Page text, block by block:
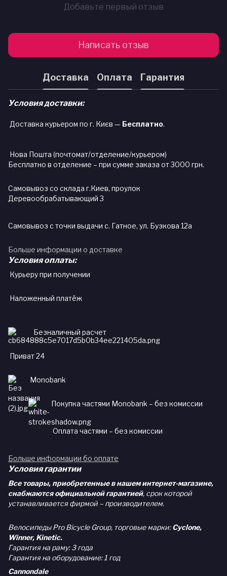
Добавьте первый отзыв
Написать отзыв
Доставка Оплата Гарантия
Условия доставки:
Доставка курьером по г. Києв — Бесплатно.
Нова Пошта (почтомат/отделение/курьером)
Бесплатно в отделение – при сумме заказа от 3000 грн.
Самовывоз со склада г.Киев, проулок
Деревообрабатывающий 3
Самовывоз с точки выдачи с. Гатное, ул. Бузкова 12а
Больше информации о доставке
Условия оплаты:
Курьеру при получении
Наложенный платёж
Безналичный расчет
Приват 24
Monobank
Покупка частями Monobank – без комиссии
Оплата частями – без комиссии
Больше информации бо оплате
Условия гарантии
Все товары, приобретенные в нашем интернет-магазине,
снабжаются официальной гарантией, срок которой
устанавливается фирмой – производителем.
Велосипеды Pro Bicycle Group, торговые марки:Cyclone,
Winner, Kinetic.
Гарантия на раму: 3 года
Гарантия на оборудование: 1 год
Cannondale